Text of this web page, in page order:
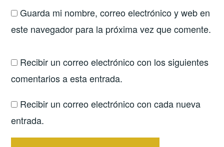
Guarda mi nombre, correo electrónico y web en
este navegador para la próxima vez que comente.
Recibir un correo electrónico con los siguientes
comentarios a esta entrada.
Recibir un correo electrónico con cada nueva
entrada.